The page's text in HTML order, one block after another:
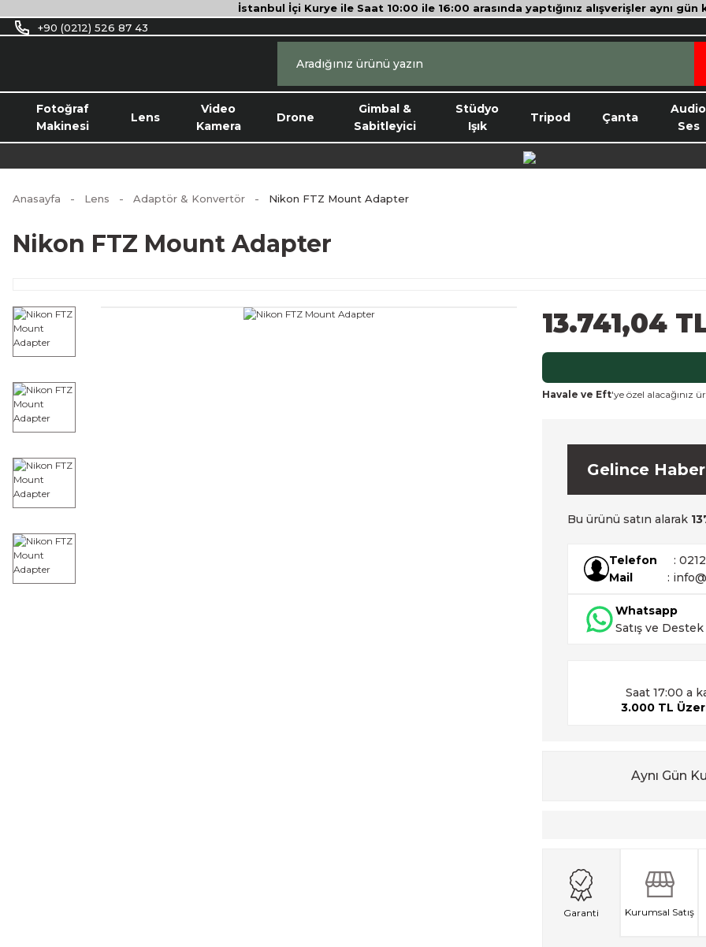
İstanbul İçi Kurye ile Saat 10:00 ile 16:00 arasında yaptığınız alışverişler aynı
+90 (0212) 526 87 43
Fotoğraf
Makinesi
Lens
Video
Kamera
Drone
Gimbal &
Sabitleyici
Stüdyo
Işık
Tripod Çanta
Audio
Ses
Anasayfa Lens Adaptör & Konvertör Nikon FTZ Mount Adapter
Nikon FTZ Mount Adapter
13.741,04
Havale ve Eft'ye özel alacağınız
Gelince
Bu ürünü satın alarak
Telefon
:
Mail
:
Whatsapp
Satış ve Destek
Saat 17:00 a
3.000 TL
Aynı Gün
Garanti Kurumsal Satış